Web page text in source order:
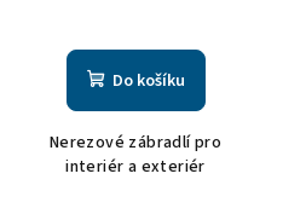
Do košíku
Nerezové zábradlí pro
interiér a exteriér